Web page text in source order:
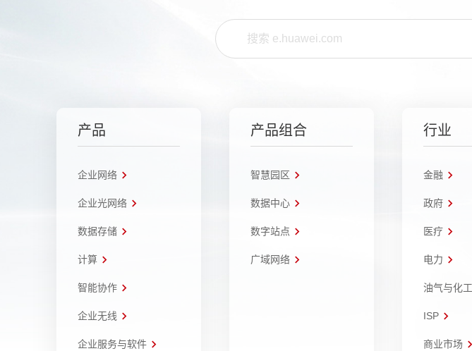
产品
企业网络
企业光网络
数据存储
计算
智能协作
企业无线
企业服务与软件
产品组合
智慧园区
数据中心
数字站点
广域网络
行业
金融
政府
医疗
电力
油气与化工
ISP
商业市场